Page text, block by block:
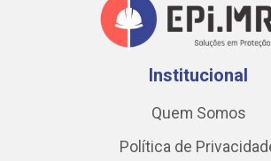
Institucional
Quem Somos
Política de